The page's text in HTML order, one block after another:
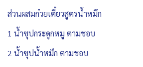
ส่วนผสมก๋วยเตี๋ยวสูตรน้ำหมึก
1 น้ำซุปกระดูกหมู ตามชอบ
2 น้ำซุปน้ำหมึก ตามชอบ